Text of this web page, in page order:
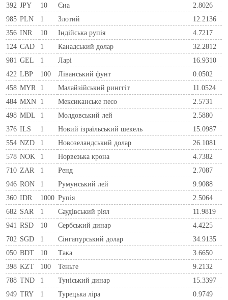
392 JPY 10 Єна
2.8026
985 PLN 1 Злотий
12.2136
356 INR 10 Індійська рупія
4.7217
124 CAD 1 Канадський долар
32.2812
981 GEL 1 Ларi
16.9310
422 LBP 100 Ліванський фунт
0.0502
458 MYR 1 Малайзійський ринггіт
11.0524
484 MXN 1 Мексиканське песо
2.5731
498 MDL 1 Молдовський лей
2.5880
376 ILS 1 Новий ізраїльський шекель
15.0987
554 NZD 1 Новозеландський долар
26.1081
578 NOK 1 Норвезька крона
4.7382
710 ZAR 1 Ренд
2.7087
946 RON 1 Румунський лей
9.9088
360 IDR 1000 Рупія
2.5064
682 SAR 1 Саудівський ріял
11.9819
941 RSD 10 Сербський динар
4.4225
702 SGD 1 Сінгапурський долар
34.9135
050 BDT 10 Така
3.6650
398 KZT 100 Теньге
9.2132
788 TND 1 Туніський динар
15.3397
949 TRY 1 Турецька ліра 0.9749